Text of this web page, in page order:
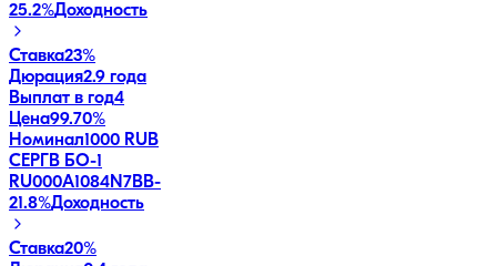
25.2%Доходность
Ставка23%
Дюрация2.9 года
Выплат в год4
Цена99.70%
Номинал1000 RUB
СЕРГВ БО-1
RU000A1084N7BB-
21.8%Доходность
Ставка20%